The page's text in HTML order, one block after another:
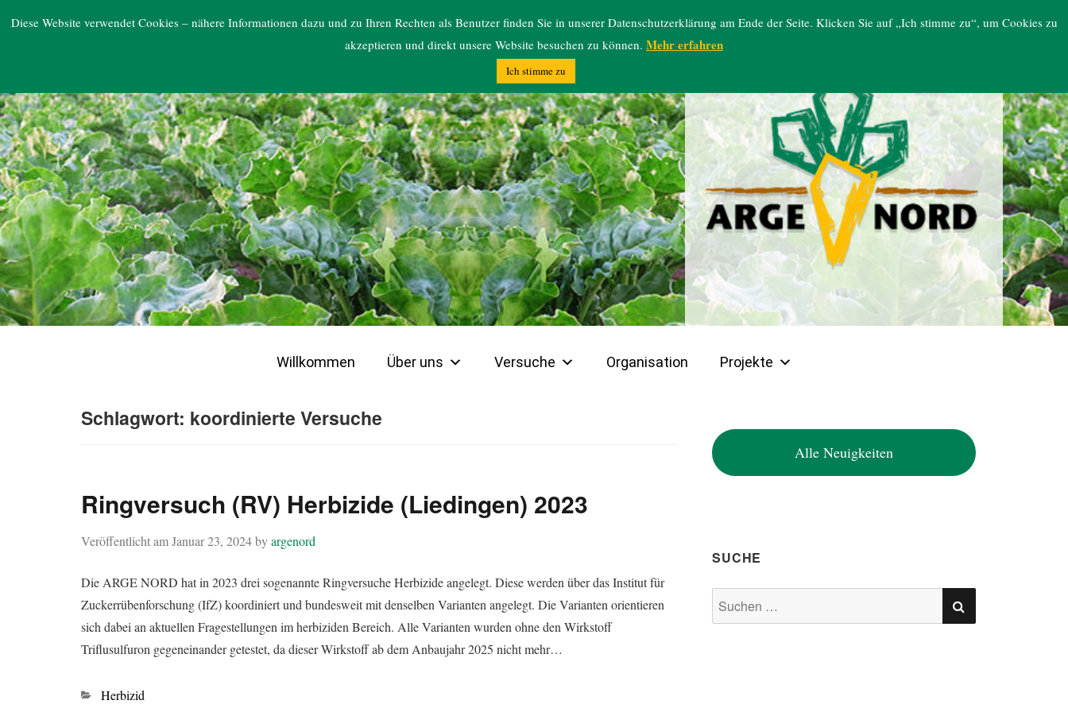
ARGE NORD
Willkommen Über uns Versuche Organisation Projekte
Schlagwort: koordinierte Versuche
Ringversuch (RV) Herbizide (Liedingen) 2023
Veröffentlicht amJanuar 23, 2024byargenord
Die ARGE NORD hat in 2023 drei sogenannte Ringversuche Herbizide angelegt. Diese werden über das Institut für
Zuckerrübenforschung (IfZ) koordiniert und bundesweit mit denselben Varianten angelegt. Die Varianten orientieren
sich dabei an aktuellen Fragestellungen im herbiziden Bereich. Alle Varianten wurden ohne den Wirkstoff
Triflusulfuron gegeneinander getestet, da dieser Wirkstoff ab dem Anbaujahr 2025 nicht mehr…
Kategorien
Herbizid
Alle Neuigkeiten
SUCHE
Suchen
nach:
SUCHEN
Diese Website verwendet Cookies – nähere Informationen dazu und zu Ihren Rechten als Benutzer finden Sie in unserer Datenschutzerklärung am Ende der Seite. Klicken Sie auf „Ich stimme zu“, um Cookies zu
akzeptieren und direkt unsere Website besuchen zu können. Mehr erfahren
Ich stimme zu